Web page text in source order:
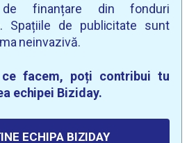
finanțare din fonduri
Spațiile de publicitate sunt
neinvazivă.
facem, poți contribui tu
echipei Biziday.
ECHIPA BIZIDAY